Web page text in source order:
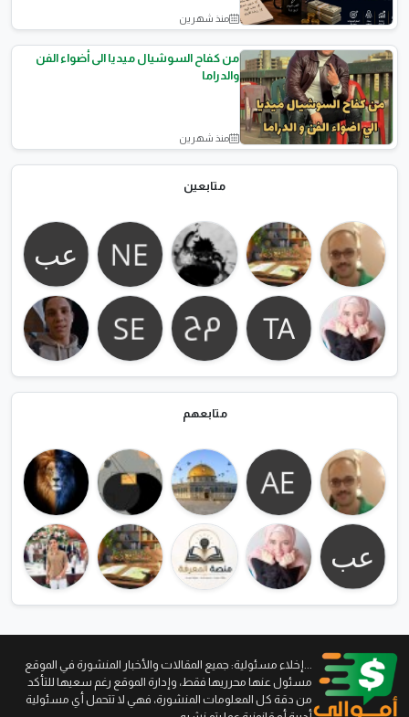
متابعين
متابعهم
الربح من الانترنت
منذ شهرين
أخبار الفن والثقافة
من كفاح السوشيال ميديا الى أضواء الفن
والدراما
منذ شهرين
...إخلاء مسئولية: جميع المقالات والأخبار المنشورة في الموقع
مسئول عنها محرريها فقط، وإدارة الموقع رغم سعيها للتأكد
من دقة كل المعلومات المنشورة، فهي لا تتحمل أي مسئولية